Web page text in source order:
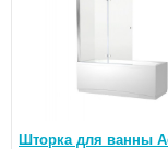
Шторка для ванны